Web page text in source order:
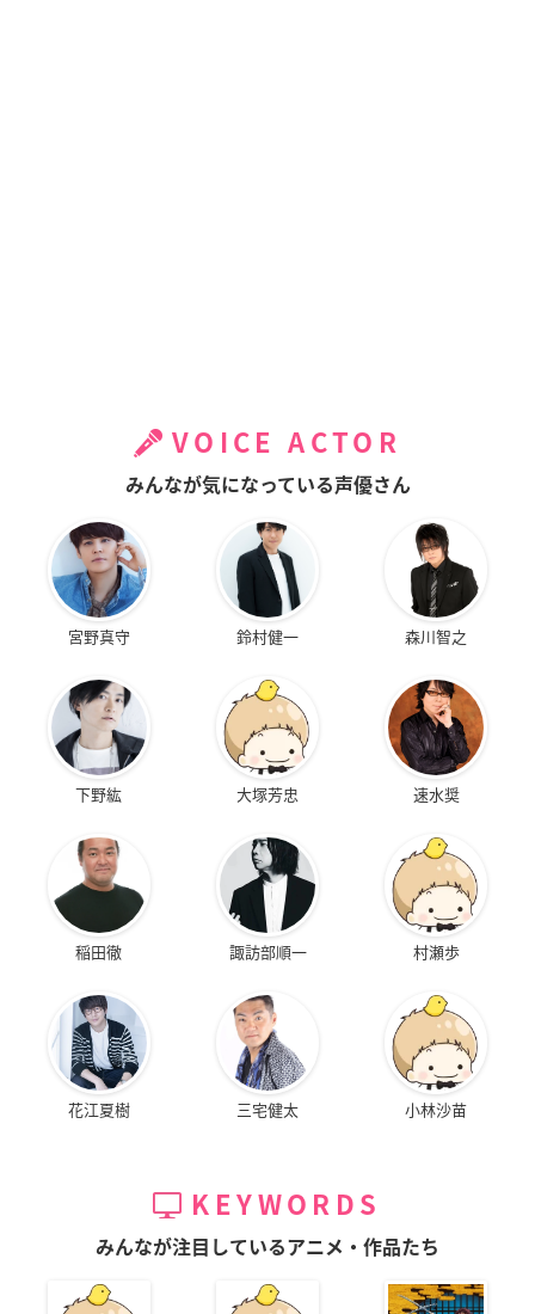
VOICE ACTOR
みんなが気になっている声優さん
宮野真守 鈴村健一 森川智之
下野紘 大塚芳忠 速水奨
稲田徹 諏訪部順一 村瀬歩
花江夏樹 三宅健太 小林沙苗
KEYWORDS
みんなが注目しているアニメ・作品たち